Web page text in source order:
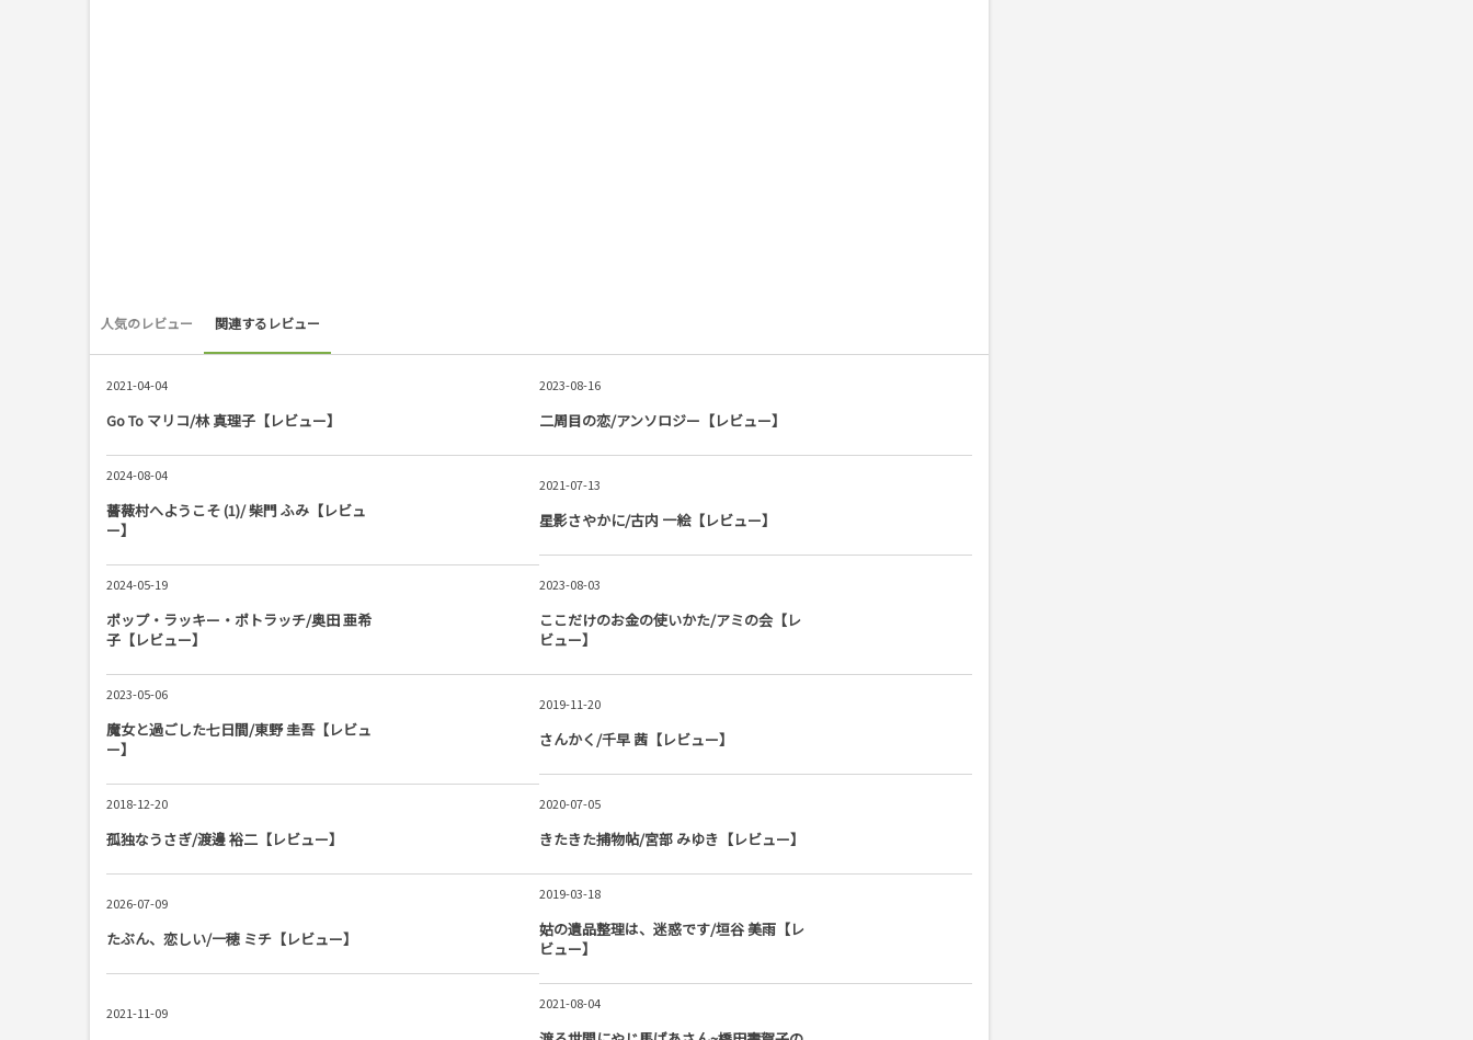
人気のレビュー 関連するレビュー
2021-04-04
Go To マリコ/林 真理子【レビュー】
2023-08-16
二周目の恋/アンソロジー【レビュー】
2024-08-04
薔薇村へようこそ (1)/ 柴門 ふみ【レビュ
ー】
2021-07-13
星影さやかに/古内 一絵【レビュー】
2024-05-19
ポップ・ラッキー・ポトラッチ/奥田 亜希
子【レビュー】
2023-08-03
ここだけのお金の使いかた/アミの会【レ
ビュー】
2023-05-06
魔女と過ごした七日間/東野 圭吾【レビュ
ー】
2019-11-20
さんかく/千早 茜【レビュー】
2018-12-20
孤独なうさぎ/渡邊 裕二【レビュー】
2020-07-05
きたきた捕物帖/宮部 みゆき【レビュー】
2026-07-09
たぶん、恋しい/一穂 ミチ【レビュー】
2019-03-18
姑の遺品整理は、迷惑です/垣谷 美雨【レ
ビュー】
2021-11-09
2021-08-04